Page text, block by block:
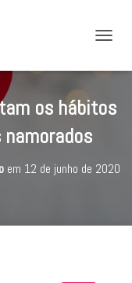
R
N
G
os hábitos
em 12 de junho de 2020